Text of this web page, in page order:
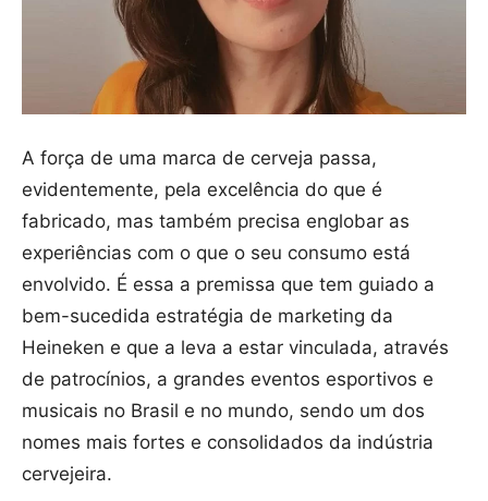
A força de uma marca de cerveja passa,
evidentemente, pela excelência do que é
fabricado, mas também precisa englobar as
experiências com o que o seu consumo está
envolvido. É essa a premissa que tem guiado a
bem-sucedida estratégia de marketing da
Heineken e que a leva a estar vinculada, através
de patrocínios, a grandes eventos esportivos e
musicais no Brasil e no mundo, sendo um dos
nomes mais fortes e consolidados da indústria
cervejeira.